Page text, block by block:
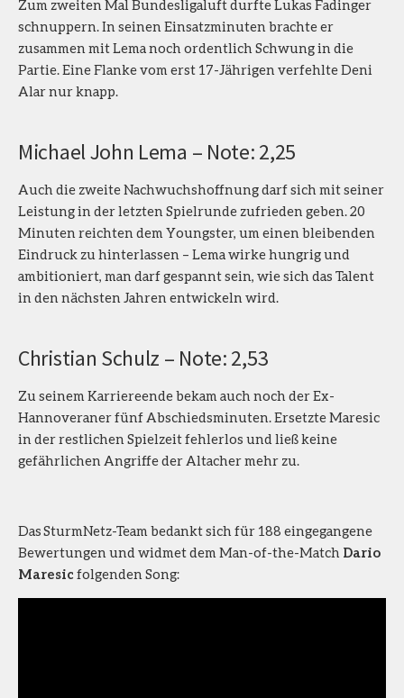
Zum zweiten Mal Bundesligaluft durfte Lukas Fadinger
schnuppern. In seinen Einsatzminuten brachte er
zusammen mit Lema noch ordentlich Schwung in die
Partie. Eine Flanke vom erst 17-Jährigen verfehlte Deni
Alar nur knapp.
Michael John Lema – Note: 2,25
Auch die zweite Nachwuchshoffnung darf sich mit seiner
Leistung in der letzten Spielrunde zufrieden geben. 20
Minuten reichten dem Youngster, um einen bleibenden
Eindruck zu hinterlassen – Lema wirke hungrig und
ambitioniert, man darf gespannt sein, wie sich das Talent
in den nächsten Jahren entwickeln wird.
Christian Schulz – Note: 2,53
Zu seinem Karriereende bekam auch noch der Ex-
Hannoveraner fünf Abschiedsminuten. Ersetzte Maresic
in der restlichen Spielzeit fehlerlos und ließ keine
gefährlichen Angriffe der Altacher mehr zu.
Das SturmNetz-Team bedankt sich für 188 eingegangene
Bewertungen und widmet dem Man-of-the-Match Dario
Maresicfolgenden Song: